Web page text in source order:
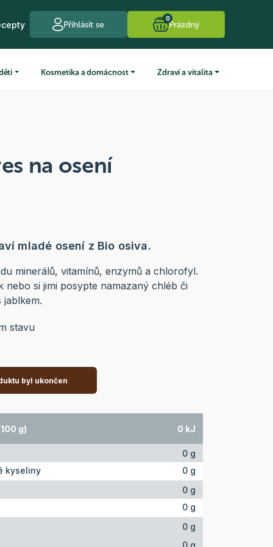
Přihlásit se
0
Prázdný
Kosmetika a domácnost Zdraví a vitalita
na osení
mladé osení z Bio osiva.
minerálů, vitamínů, enzymů a chlorofyl.
nebo si jimi posypte namazaný chléb či
jablkem.
stavu
byl ukončen
g) 0 kJ
0 g
kyseliny
0 g
0 g
0 g
0 g
0 g